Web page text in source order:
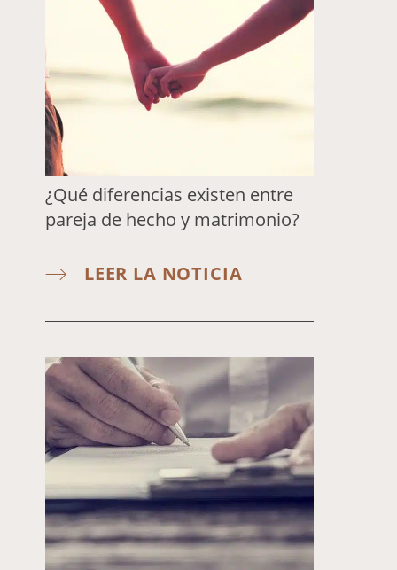
¿Qué diferencias existen entre
pareja de hecho y matrimonio?
LEER LA NOTICIA